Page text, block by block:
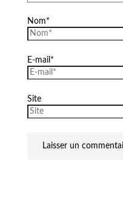
Nom*
E-mail*
Site